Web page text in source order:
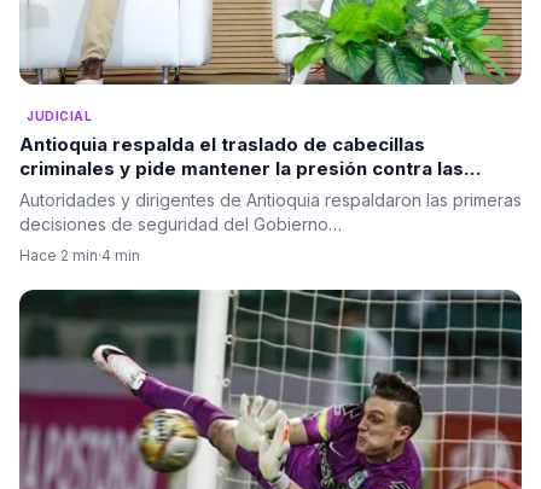
JUDICIAL
Antioquia respalda el traslado de cabecillas
criminales y pide mantener la presión contra las
estructuras ilegales
Autoridades y dirigentes de Antioquia respaldaron las primeras
decisiones de seguridad del Gobierno…
Hace 2 min·4 min